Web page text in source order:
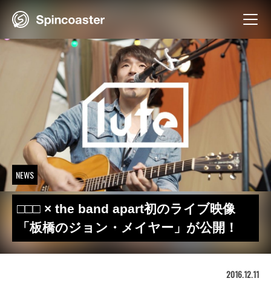
NEWS
□□□ × the band apart初のライブ映像
「板橋のジョン・メイヤー」が公開！
2016.12.11